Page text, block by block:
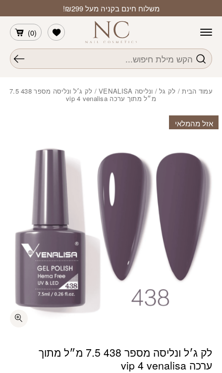
משלוח חינם בקניה מעל ₪299!
חיפוש
(
0
)
הרשימה שלי
עמוד הבית/ לק גל/ ונליסה VENALISA / לק ג׳ל ונליסה מספר 438 7.5
מ״ל מתוך ערכה vip 4 venalisa
לק ג׳ל ונליסה מספר 438 7.5 מ״ל מתוך
ערכה vip 4 venalisa
אזל מהמלאי